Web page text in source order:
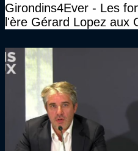
Girondins4Ever - Les
l'ère Gérard Lopez aux